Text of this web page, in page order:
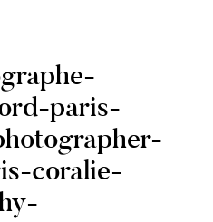
paris-
coralie-